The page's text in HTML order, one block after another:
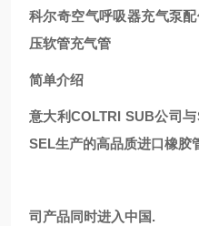
科尔奇空气呼吸器充气泵
压软管充气管
简单介绍
意大利COLTRI SUB公司
SEL生产的高品质进口橡胶
司产品同时进入中国.